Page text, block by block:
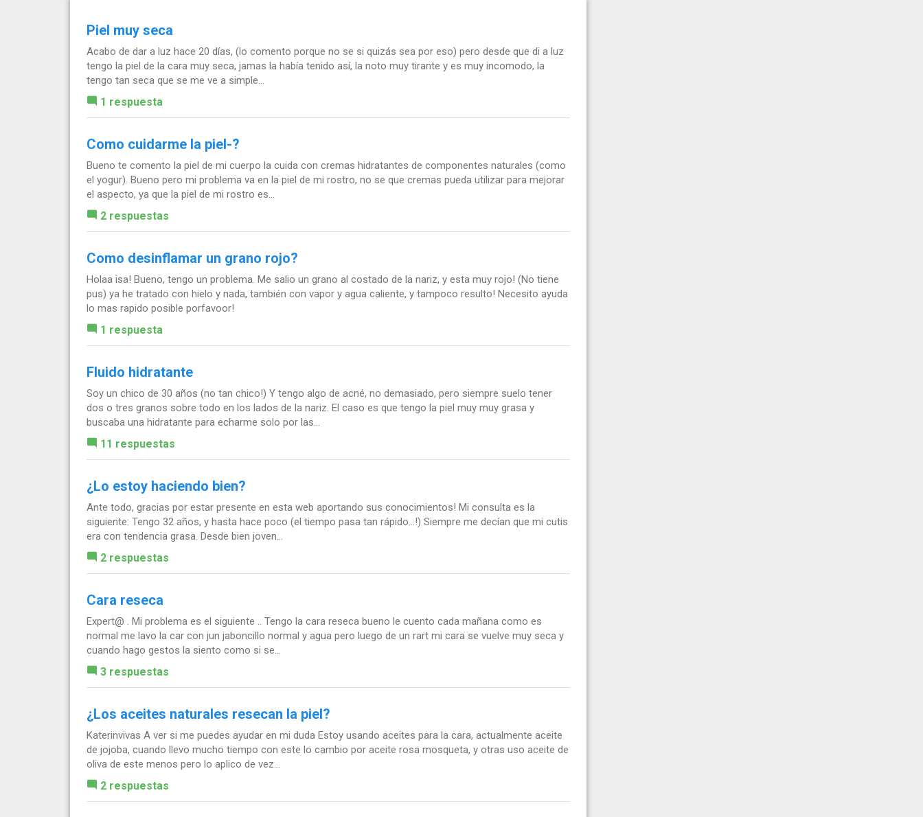
Piel muy seca
Acabo de dar a luz hace 20 días, (lo comento porque no se si quizás sea por eso) pero desde que di a luz
tengo la piel de la cara muy seca, jamas la había tenido así, la noto muy tirante y es muy incomodo, la
tengo tan seca que se me ve a simple...
1 respuesta
Como cuidarme la piel-?
Bueno te comento la piel de mi cuerpo la cuida con cremas hidratantes de componentes naturales (como
el yogur). Bueno pero mi problema va en la piel de mi rostro, no se que cremas pueda utilizar para mejorar
el aspecto, ya que la piel de mi rostro es...
2 respuestas
Como desinflamar un grano rojo?
Holaa isa! Bueno, tengo un problema. Me salio un grano al costado de la nariz, y esta muy rojo! (No tiene
pus) ya he tratado con hielo y nada, también con vapor y agua caliente, y tampoco resulto! Necesito ayuda
lo mas rapido posible porfavoor!
1 respuesta
Fluido hidratante
Soy un chico de 30 años (no tan chico!) Y tengo algo de acné, no demasiado, pero siempre suelo tener
dos o tres granos sobre todo en los lados de la nariz. El caso es que tengo la piel muy muy grasa y
buscaba una hidratante para echarme solo por las...
11 respuestas
¿Lo estoy haciendo bien?
Ante todo, gracias por estar presente en esta web aportando sus conocimientos! Mi consulta es la
siguiente: Tengo 32 años, y hasta hace poco (el tiempo pasa tan rápido...!) Siempre me decían que mi cutis
era con tendencia grasa. Desde bien joven...
2 respuestas
Cara reseca
Expert@ . Mi problema es el siguiente .. Tengo la cara reseca bueno le cuento cada mañana como es
normal me lavo la car con jun jaboncillo normal y agua pero luego de un rart mi cara se vuelve muy seca y
cuando hago gestos la siento como si se...
3 respuestas
¿Los aceites naturales resecan la piel?
Katerinvivas A ver si me puedes ayudar en mi duda Estoy usando aceites para la cara, actualmente aceite
de jojoba, cuando llevo mucho tiempo con este lo cambio por aceite rosa mosqueta, y otras uso aceite de
oliva de este menos pero lo aplico de vez...
2 respuestas